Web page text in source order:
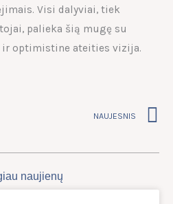
Visi dalyviai, tiek
palieka šią mugę su
optimistine ateities vizija.
NAUJESNIS
naujienų